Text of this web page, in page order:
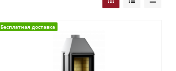
Бесплатная доставка